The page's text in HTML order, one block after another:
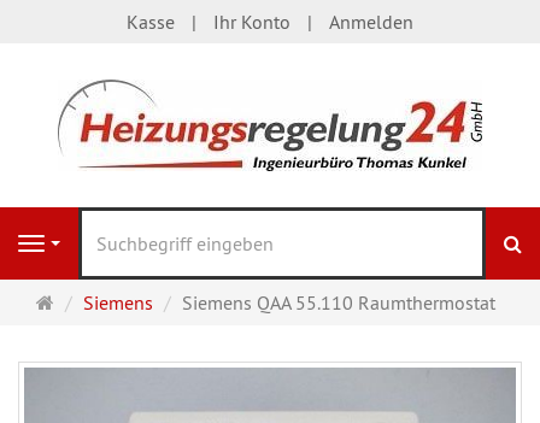
Kasse Ihr Konto Anmelden
Navigation
Startseite
Siemens Siemens QAA 55.110 Raumthermostat